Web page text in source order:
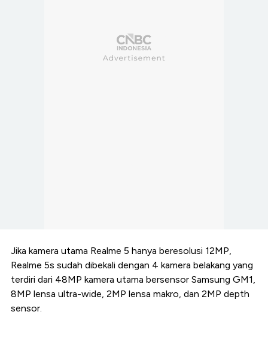
Jika kamera utama Realme 5 hanya beresolusi 12MP,
Realme 5s sudah dibekali dengan 4 kamera belakang yang
terdiri dari 48MP kamera utama bersensor Samsung GM1,
8MP lensa ultra-wide, 2MP lensa makro, dan 2MP depth
sensor.